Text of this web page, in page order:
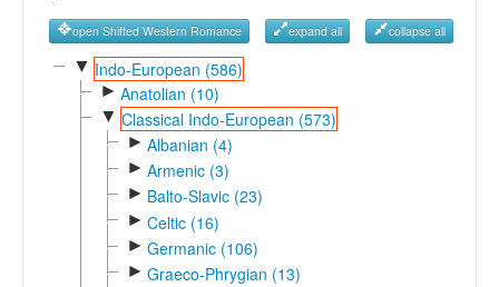
Reference Search
GlottoScope
open Shifted Western Romance expand all collapse all
▼ Indo-European (586)
► Anatolian (10)
▼ Classical Indo-European (573)
► Albanian (4)
► Armenic (3)
► Balto-Slavic (23)
► Celtic (16)
► Germanic (106)
► Graeco-Phrygian (13)